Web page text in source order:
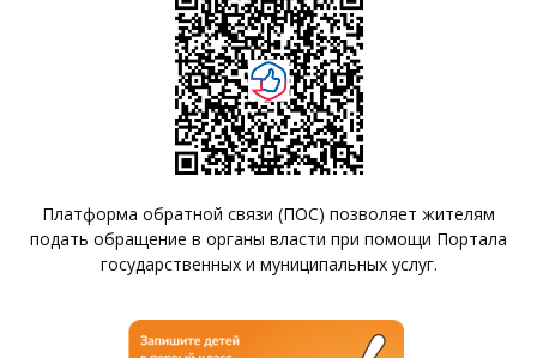
Платформа обратной связи (ПОС) позволяет жителям
подать обращение в органы власти при помощи Портала
государственных и муниципальных услуг.